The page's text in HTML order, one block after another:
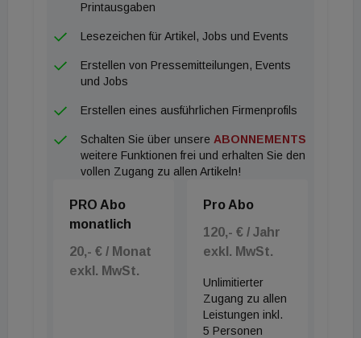
Gebäudeklasse A, wodurch ein großes
Umnutzungspotenzial vorhanden ist. Rund zwei
Standort Graz entfielen Ende 2019 auf
Logistikstandort Österreichs. Sowohl bestehende
als auch entstehende - darunter auch spekulative -
Flächen sind auf die Gemeinden Werndorf /
Graz konzentriert. Mit rund 500 Millionen Euro
wurde im Jahr 2019 so viel in österreichische
Logistikimmobilien investiert wie noch nie zuvor. Für
heuer rechnet CBRE aufgrund des
Angebotsmangels und der Krise mit einem Volumen
Printausgaben
Lesezeichen für Artikel, Jobs und Events
Erstellen von Pressemitteilungen, Events
und Jobs
Erstellen eines ausführlichen Firmenprofils
Schalten Sie über unsere ABONNEMENTS
weitere Funktionen frei und erhalten Sie den
vollen Zugang zu allen Artikeln!
PRO Abo
monatlich
20,- € / Monat
exkl. MwSt.
Pro Abo
120,- € / Jahr
exkl. MwSt.
Unlimitierter
Zugang zu allen
Leistungen inkl.
5 Personen